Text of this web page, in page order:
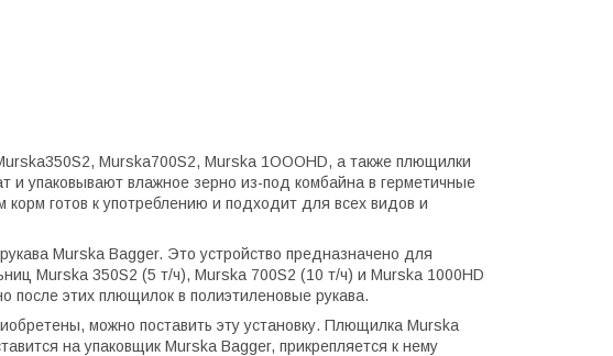
Murska700S2, Murska 1OOOHD, а также плющилки
упаковывают влажное зерно из-под комбайна в герметичные
готов к употреблению и подходит для всех видов и
Murska Bagger. Это устройство предназначено для
Murska 350S2 (5 т/ч), Murska 700S2 (10 т/ч) и Murska 1000HD
после этих плющилок в полиэтиленовые рукава.
можно поставить эту установку. Плющилка Murska
на упаковщик Murska Bagger, прикрепляется к нему